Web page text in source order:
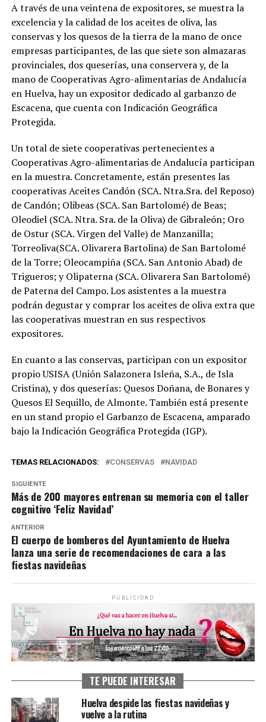
A través de una veintena de expositores, se muestra la
excelencia y la calidad de los aceites de oliva, las
conservas y los quesos de la tierra de la mano de once
empresas participantes, de las que siete son almazaras
provinciales, dos queserías, una conservera y, de la
mano de Cooperativas Agro-alimentarias de Andalucía
en Huelva, hay un expositor dedicado al garbanzo de
Escacena, que cuenta con Indicación Geográfica
Protegida.
Un total de siete cooperativas pertenecientes a
Cooperativas Agro-alimentarias de Andalucía participan
en la muestra. Concretamente, están presentes las
cooperativas Aceites Candón (SCA. Ntra.Sra. del Reposo)
de Candón; Olibeas (SCA. San Bartolomé) de Beas;
Oleodiel (SCA. Ntra. Sra. de la Oliva) de Gibraleón; Oro
de Ostur (SCA. Virgen del Valle) de Manzanilla;
Torreoliva(SCA. Olivarera Bartolina) de San Bartolomé
de la Torre; Oleocampiña (SCA. San Antonio Abad) de
Trigueros; y Olipaterna (SCA. Olivarera San Bartolomé)
de Paterna del Campo. Los asistentes a la muestra
podrán degustar y comprar los aceites de oliva extra que
las cooperativas muestran en sus respectivos
expositores.
En cuanto a las conservas, participan con un expositor
propio USISA (Unión Salazonera Isleña, S.A., de Isla
Cristina), y dos queserías: Quesos Doñana, de Bonares y
Quesos El Sequillo, de Almonte. También está presente
en un stand propio el Garbanzo de Escacena, amparado
bajo la Indicación Geográfica Protegida (IGP).
TEMAS RELACIONADOS: CONSERVAS NAVIDAD
SIGUIENTE
Más de 200 mayores entrenan su memoria con el taller
cognitivo ‘Feliz Navidad’
ANTERIOR
El cuerpo de bomberos del Ayuntamiento de Huelva
lanza una serie de recomendaciones de cara a las
fiestas navideñas
PUBLICIDAD
TE PUEDE INTERESAR
Huelva despide las fiestas navideñas y
vuelve a la rutina